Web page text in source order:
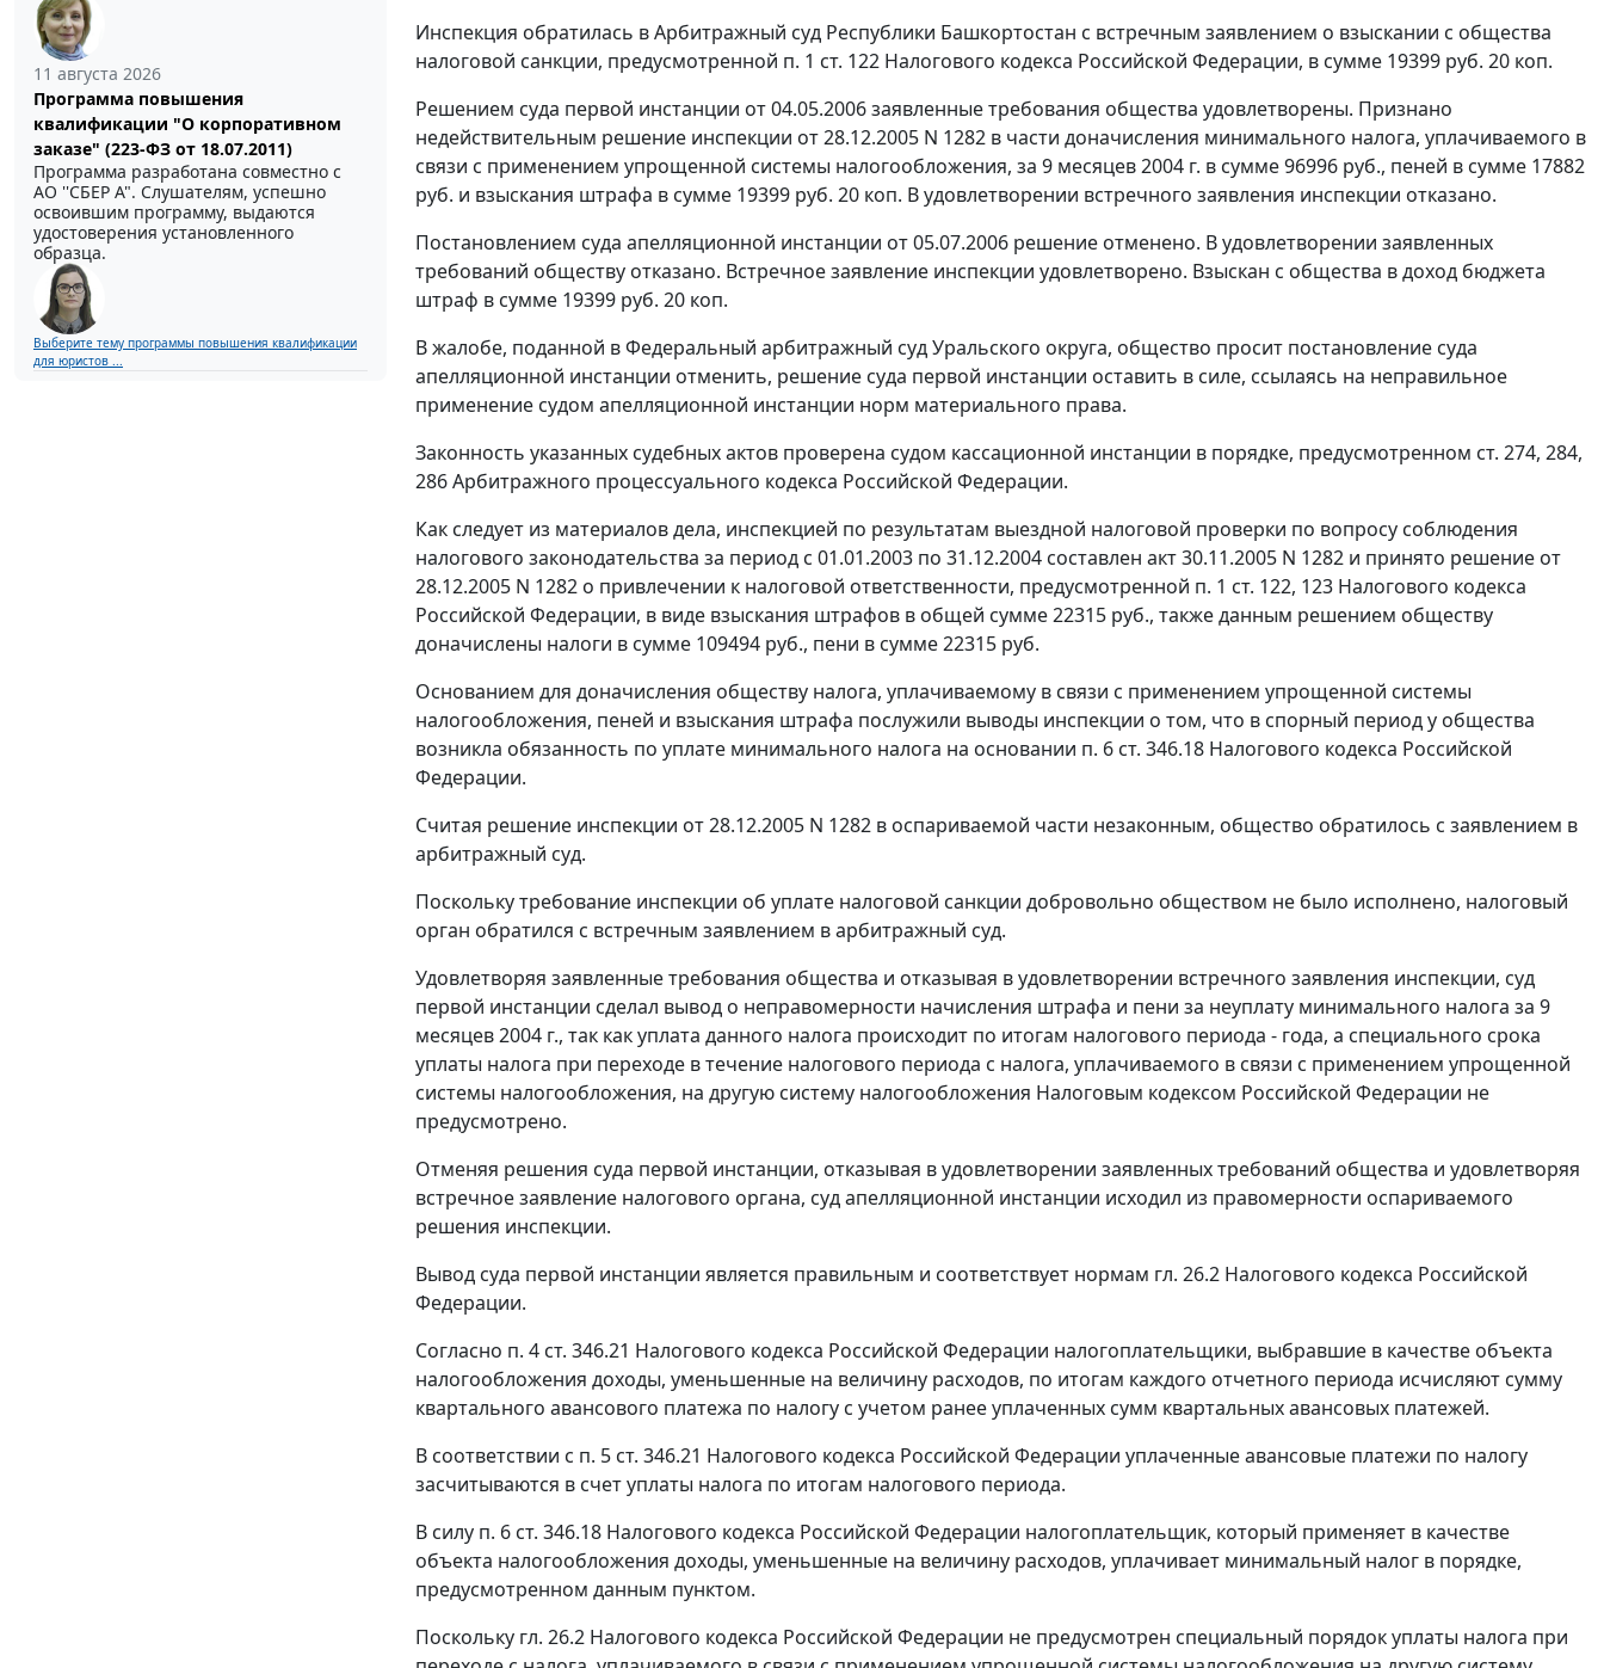
11 августа 2026
Программа повышения
квалификации "О корпоративном
заказе" (223-ФЗ от 18.07.2011)
Программа разработана совместно с
АО ''СБЕР А". Слушателям, успешно
освоившим программу, выдаются
удостоверения установленного
образца.
Выберите тему программы повышения квалификации
для юристов ...
Инспекция обратилась в Арбитражный суд Республики Башкортостан с встречным заявлением о взыскании с общества
налоговой санкции, предусмотренной п. 1 ст. 122 Налогового кодекса Российской Федерации, в сумме 19399 руб. 20 коп.
Решением суда первой инстанции от 04.05.2006 заявленные требования общества удовлетворены. Признано
недействительным решение инспекции от 28.12.2005 N 1282 в части доначисления минимального налога, уплачиваемого в
связи с применением упрощенной системы налогообложения, за 9 месяцев 2004 г. в сумме 96996 руб., пеней в сумме 17882
руб. и взыскания штрафа в сумме 19399 руб. 20 коп. В удовлетворении встречного заявления инспекции отказано.
Постановлением суда апелляционной инстанции от 05.07.2006 решение отменено. В удовлетворении заявленных
требований обществу отказано. Встречное заявление инспекции удовлетворено. Взыскан с общества в доход бюджета
штраф в сумме 19399 руб. 20 коп.
В жалобе, поданной в Федеральный арбитражный суд Уральского округа, общество просит постановление суда
апелляционной инстанции отменить, решение суда первой инстанции оставить в силе, ссылаясь на неправильное
применение судом апелляционной инстанции норм материального права.
Законность указанных судебных актов проверена судом кассационной инстанции в порядке, предусмотренном ст. 274, 284,
286Арбитражного процессуального кодекса Российской Федерации.
Как следует из материалов дела, инспекцией по результатам выездной налоговой проверки по вопросу соблюдения
налогового законодательства за период с 01.01.2003 по 31.12.2004 составлен акт 30.11.2005 N 1282 и принято решение от
28.12.2005 N 1282 о привлечении к налоговой ответственности, предусмотренной п. 1 ст. 122, 123 Налогового кодекса
Российской Федерации, в виде взыскания штрафов в общей сумме 22315 руб., также данным решением обществу
доначислены налоги в сумме 109494 руб., пени в сумме 22315 руб.
Основанием для доначисления обществу налога, уплачиваемому в связи с применением упрощенной системы
налогообложения, пеней и взыскания штрафа послужили выводы инспекции о том, что в спорный период у общества
возникла обязанность по уплате минимального налога на основании п. 6 ст. 346.18 Налогового кодекса Российской
Федерации.
Считая решение инспекции от 28.12.2005 N 1282 в оспариваемой части незаконным, общество обратилось с заявлением в
арбитражный суд.
Поскольку требование инспекции об уплате налоговой санкции добровольно обществом не было исполнено, налоговый
орган обратился с встречным заявлением в арбитражный суд.
Удовлетворяя заявленные требования общества и отказывая в удовлетворении встречного заявления инспекции, суд
первой инстанции сделал вывод о неправомерности начисления штрафа и пени за неуплату минимального налога за 9
месяцев 2004 г., так как уплата данного налога происходит по итогам налогового периода - года, а специального срока
уплаты налога при переходе в течение налогового периода с налога, уплачиваемого в связи с применением упрощенной
системы налогообложения, на другую систему налогообложения Налоговым кодексом Российской Федерации не
предусмотрено.
Отменяя решения суда первой инстанции, отказывая в удовлетворении заявленных требований общества и удовлетворяя
встречное заявление налогового органа, суд апелляционной инстанции исходил из правомерности оспариваемого
решения инспекции.
Вывод суда первой инстанции является правильным и соответствует нормам гл. 26.2 Налогового кодекса Российской
Федерации.
Согласно п. 4 ст. 346.21 Налогового кодекса Российской Федерации налогоплательщики, выбравшие в качестве объекта
налогообложения доходы, уменьшенные на величину расходов, по итогам каждого отчетного периода исчисляют сумму
квартального авансового платежа по налогу с учетом ранее уплаченных сумм квартальных авансовых платежей.
В соответствии с п. 5 ст. 346.21 Налогового кодекса Российской Федерации уплаченные авансовые платежи по налогу
засчитываются в счет уплаты налога по итогам налогового периода.
В силу п. 6 ст. 346.18 Налогового кодекса Российской Федерации налогоплательщик, который применяет в качестве
объекта налогообложения доходы, уменьшенные на величину расходов, уплачивает минимальный налог в порядке,
предусмотренном данным пунктом.
Поскольку гл. 26.2 Налогового кодекса Российской Федерации не предусмотрен специальный порядок уплаты налога при